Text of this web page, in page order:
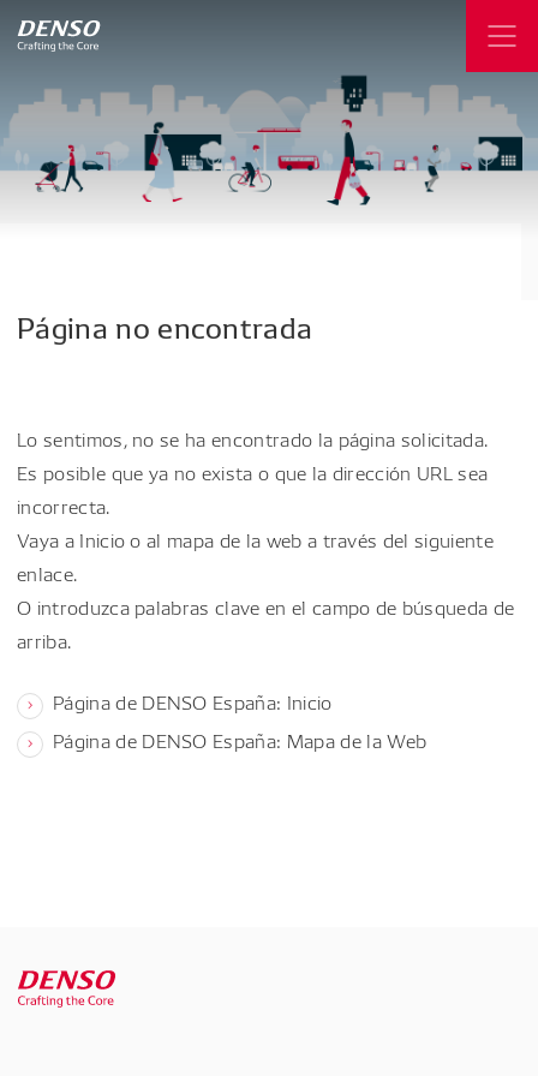
Página no encontrada
Lo sentimos, no se ha encontrado la página solicitada.
Es posible que ya no exista o que la dirección URL sea
incorrecta.
Vaya a Inicio o al mapa de la web a través del siguiente
enlace.
O introduzca palabras clave en el campo de búsqueda de
arriba.
Página de DENSO España: Inicio
Página de DENSO España: Mapa de la Web